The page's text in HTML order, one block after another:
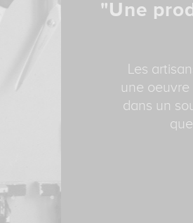
"Une
Les
une
dans un